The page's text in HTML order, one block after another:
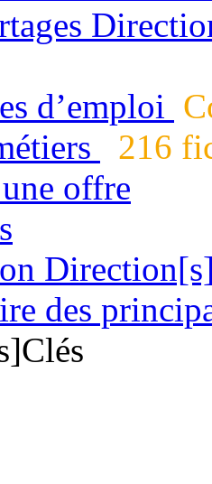
d’emploi
216
offre
des